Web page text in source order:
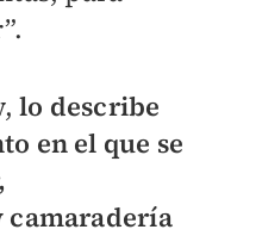
lo describe
en el que se
camaradería